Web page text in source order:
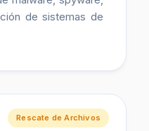
de sistemas de
Rescate de Archivos